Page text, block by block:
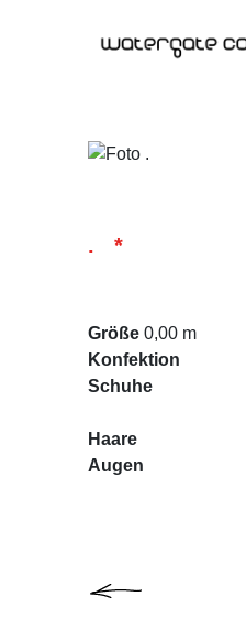
. *
Größe 0,00 m
Konfektion
Schuhe
Haare
Augen